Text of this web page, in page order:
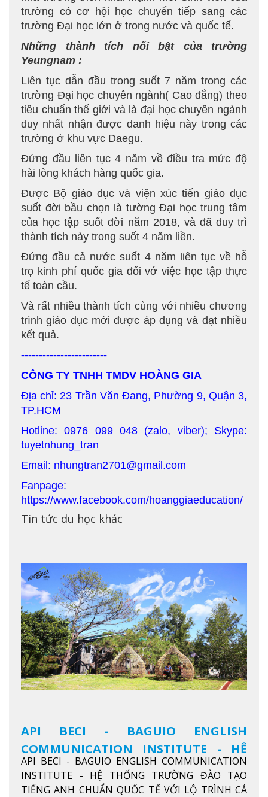
trường có cơ hội học chuyển tiếp sang các
trường Đại học lớn ở trong nước và quốc tế.
Những thành tích nổi bật của trường
Yeungnam :
Liên tục dẫn đầu trong suốt 7 năm trong các
trường Đại học chuyên ngành( Cao đẳng) theo
tiêu chuẩn thế giới và là đại học chuyên ngành
duy nhất nhận được danh hiệu này trong các
trường ở khu vực Daegu.
Đứng đầu liên tục 4 năm về điều tra mức độ
hài lòng khách hàng quốc gia.
Được Bộ giáo dục và viện xúc tiến giáo dục
suốt đời bầu chọn là tường Đại học trung tâm
của học tập suốt đời năm 2018, và đã duy trì
thành tích này trong suốt 4 năm liền.
Đứng đầu cả nước suốt 4 năm liên tục về hỗ
trọ kinh phí quốc gia đối vớ việc học tập thực
tế toàn cầu.
Và rất nhiều thành tích cùng với nhiều chương
trình giáo dục mới được áp dụng và đạt nhiều
kết quả.
------------------------
CÔNG TY TNHH TMDV HOÀNG GIA
Địa chỉ: 23 Trần Văn Đang, Phường 9, Quận 3,
TP.HCM
Hotline: 0976 099 048 (zalo, viber); Skype:
tuyetnhung_tran
Email: nhungtran2701@gmail.com
Fanpage:
https://www.facebook.com/hoanggiaeducation/
Tin tức du học khác
API BECI - BAGUIO ENGLISH
COMMUNICATION INSTITUTE - HỆ
THỐNG TRƯỜNG ĐÀO TẠO TIẾNG
ANH CHUẨN QUỐC TẾ
API BECI - BAGUIO ENGLISH COMMUNICATION
INSTITUTE - HỆ THỐNG TRƯỜNG ĐÀO TẠO
TIẾNG ANH CHUẨN QUỐC TẾ VỚI LỘ TRÌNH CÁ